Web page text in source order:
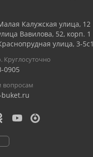
Калужская улица, 12
Вавилова, 52, корп. 1
улица, 3-5с1
Круглосуточно
0905